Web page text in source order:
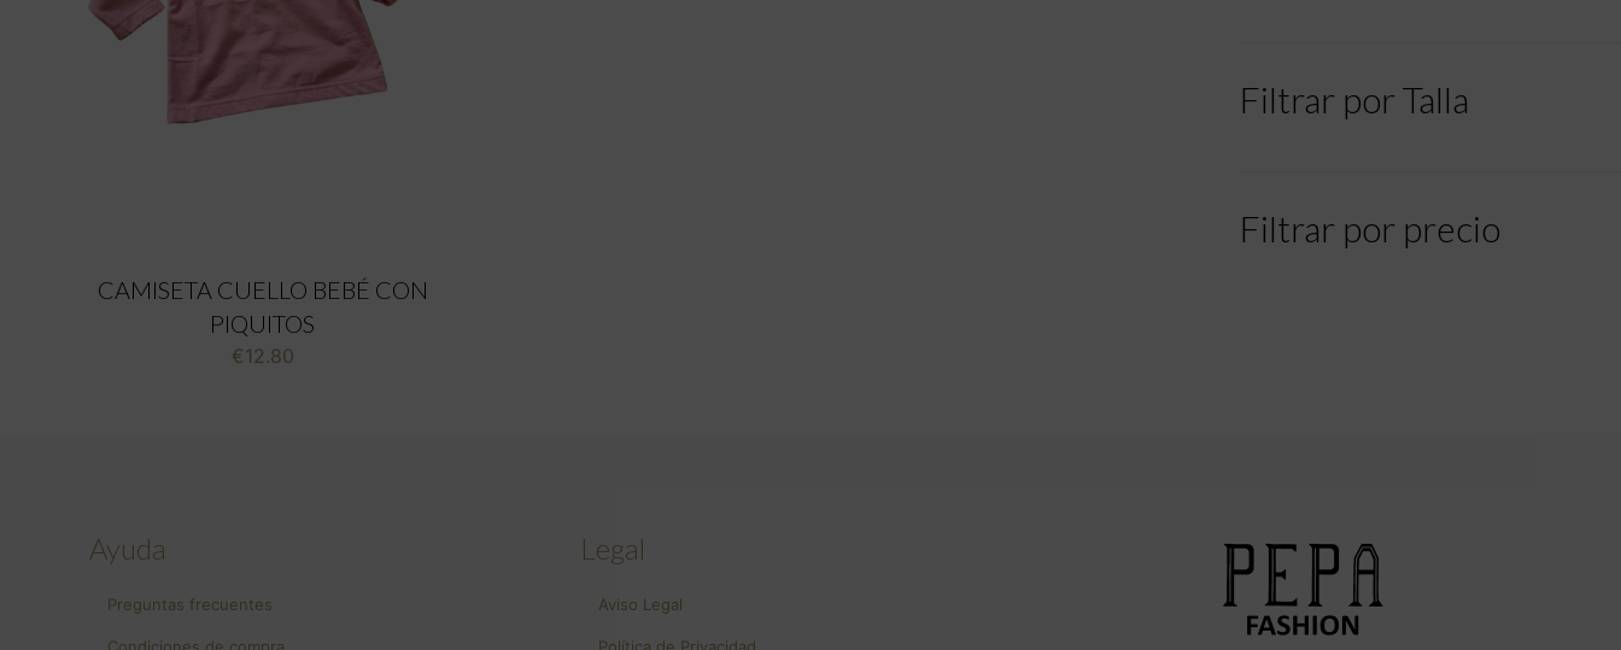
CAMISETA CUELLO BEBÉ CON
PIQUITOS
€12.80
Filtrar por Talla
Filtrar por precio
Ayuda
Preguntas frecuentes
Legal
Aviso Legal